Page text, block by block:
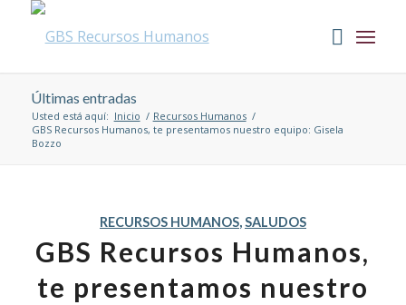
Últimas entradas
Usted está aquí: Inicio / Recursos Humanos /
GBS Recursos Humanos, te presentamos nuestro equipo: Gisela
Bozzo
RECURSOS HUMANOS,SALUDOS
GBS Recursos Humanos,
te presentamos nuestro